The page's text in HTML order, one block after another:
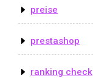
preise
prestashop
ranking check